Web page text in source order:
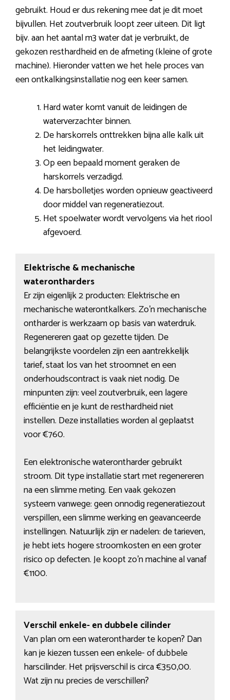
gebruikt. Houd er dus rekening mee dat je dit moet
bijvullen. Het zoutverbruik loopt zeer uiteen. Dit ligt
bijv. aan het aantal m3 water dat je verbruikt, de
gekozen resthardheid en de afmeting (kleine of grote
machine). Hieronder vatten we het hele proces van
een ontkalkingsinstallatie nog een keer samen.
Hard water komt vanuit de leidingen de
waterverzachter binnen.
De harskorrels onttrekken bijna alle kalk uit
het leidingwater.
Op een bepaald moment geraken de
harskorrels verzadigd.
De harsbolletjes worden opnieuw geactiveerd
door middel van regeneratiezout.
Het spoelwater wordt vervolgens via het riool
afgevoerd.
Elektrische & mechanische
waterontharders
Er zijn eigenlijk 2 producten: Elektrische en
mechanische waterontkalkers. Zo’n mechanische
ontharder is werkzaam op basis van waterdruk.
Regenereren gaat op gezette tijden. De
belangrijkste voordelen zijn een aantrekkelijk
tarief, staat los van het stroomnet en een
onderhoudscontract is vaak niet nodig. De
minpunten zijn: veel zoutverbruik, een lagere
efficiëntie en je kunt de resthardheid niet
instellen. Deze installaties worden al geplaatst
voor €760.
Een elektronische waterontharder gebruikt
stroom. Dit type installatie start met regenereren
na een slimme meting. Een vaak gekozen
systeem vanwege: geen onnodig regeneratiezout
verspillen, een slimme werking en geavanceerde
instellingen. Natuurlijk zijn er nadelen: de tarieven,
je hebt iets hogere stroomkosten en een groter
risico op defecten. Je koopt zo’n machine al vanaf
€1100.
Verschil enkele- en dubbele cilinder
Van plan om een waterontharder te kopen? Dan
kan je kiezen tussen een enkele- of dubbele
harscilinder. Het prijsverschil is circa €350,00.
Wat zijn nu precies de verschillen?